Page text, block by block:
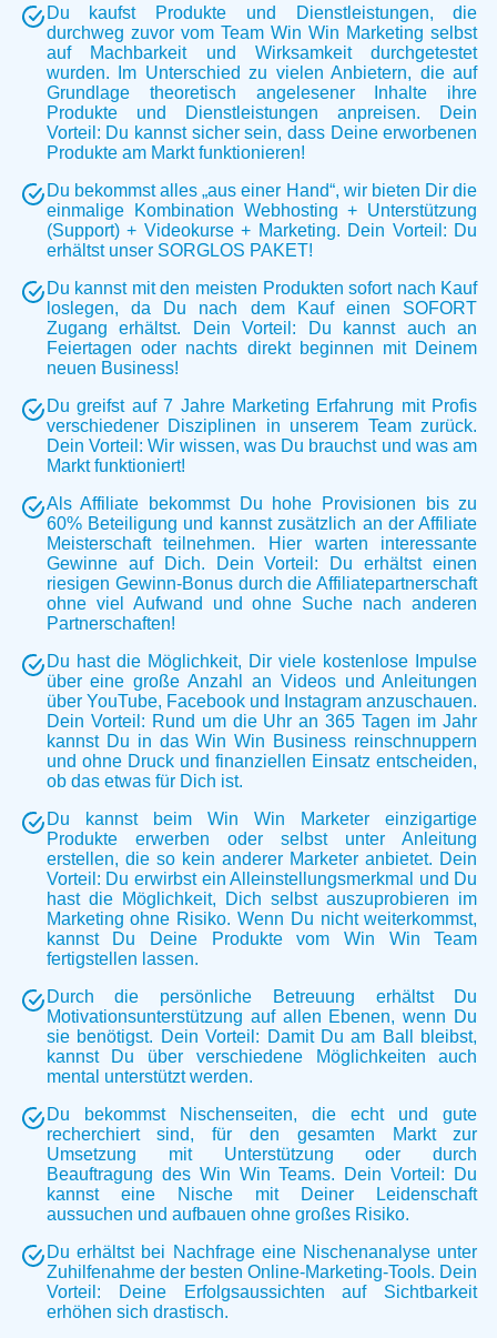
Du kaufst Produkte und Dienstleistungen, die
durchweg zuvor vom Team Win Win Marketing selbst
auf Machbarkeit und Wirksamkeit durchgetestet
wurden. Im Unterschied zu vielen Anbietern, die auf
Grundlage theoretisch angelesener Inhalte ihre
Produkte und Dienstleistungen anpreisen. Dein
Vorteil: Du kannst sicher sein, dass Deine erworbenen
Produkte am Markt funktionieren!
Du bekommst alles „aus einer Hand“, wir bieten Dir die
einmalige Kombination Webhosting + Unterstützung
(Support) + Videokurse + Marketing. Dein Vorteil: Du
erhältst unser SORGLOS PAKET!
Du kannst mit den meisten Produkten sofort nach Kauf
loslegen, da Du nach dem Kauf einen SOFORT
Zugang erhältst. Dein Vorteil: Du kannst auch an
Feiertagen oder nachts direkt beginnen mit Deinem
neuen Business!
Du greifst auf 7 Jahre Marketing Erfahrung mit Profis
verschiedener Disziplinen in unserem Team zurück.
Dein Vorteil: Wir wissen, was Du brauchst und was am
Markt funktioniert!
Als Affiliate bekommst Du hohe Provisionen bis zu
60% Beteiligung und kannst zusätzlich an der Affiliate
Meisterschaft teilnehmen. Hier warten interessante
Gewinne auf Dich. Dein Vorteil: Du erhältst einen
riesigen Gewinn-Bonus durch die Affiliatepartnerschaft
ohne viel Aufwand und ohne Suche nach anderen
Partnerschaften!
Du hast die Möglichkeit, Dir viele kostenlose Impulse
über eine große Anzahl an Videos und Anleitungen
über YouTube, Facebook und Instagram anzuschauen.
Dein Vorteil: Rund um die Uhr an 365 Tagen im Jahr
kannst Du in das Win Win Business reinschnuppern
und ohne Druck und finanziellen Einsatz entscheiden,
ob das etwas für Dich ist.
Du kannst beim Win Win Marketer einzigartige
Produkte erwerben oder selbst unter Anleitung
erstellen, die so kein anderer Marketer anbietet. Dein
Vorteil: Du erwirbst ein Alleinstellungsmerkmal und Du
hast die Möglichkeit, Dich selbst auszuprobieren im
Marketing ohne Risiko. Wenn Du nicht weiterkommst,
kannst Du Deine Produkte vom Win Win Team
fertigstellen lassen.
Durch die persönliche Betreuung erhältst Du
Motivationsunterstützung auf allen Ebenen, wenn Du
sie benötigst. Dein Vorteil: Damit Du am Ball bleibst,
kannst Du über verschiedene Möglichkeiten auch
mental unterstützt werden.
Du bekommst Nischenseiten, die echt und gute
recherchiert sind, für den gesamten Markt zur
Umsetzung mit Unterstützung oder durch
Beauftragung des Win Win Teams. Dein Vorteil: Du
kannst eine Nische mit Deiner Leidenschaft
aussuchen und aufbauen ohne großes Risiko.
Du erhältst bei Nachfrage eine Nischenanalyse unter
Zuhilfenahme der besten Online-Marketing-Tools. Dein
Vorteil: Deine Erfolgsaussichten auf Sichtbarkeit
erhöhen sich drastisch.